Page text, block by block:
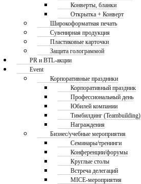
Конверты, бланки
Открытка + Конверт
Широкоформатная печать
Сувенирная продукция
Пластиковые карточки
Защита голограммой
PR и BTL-акции
Event
Корпоративные праздники
Корпоративный праздник
Профессиональный день
Юбилей компании
Тимбилдинг (Teambuilding)
Награждения
Бизнес/учебные мероприятия
Семинары/тренинги
Конференции/форумы
Круглые столы
Встреча делегаций
MICE-мероприятия